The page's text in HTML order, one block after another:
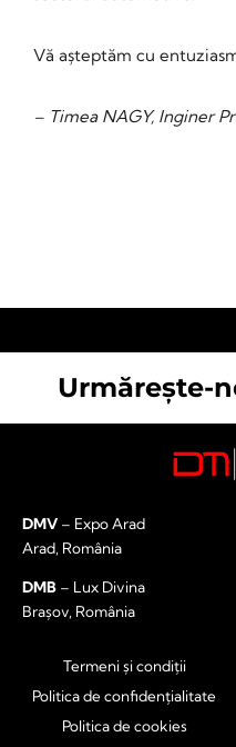
Vă așteptăm cu
– Timea NAGY, Inginer
Urmărește-
DMV – Expo Arad
Arad, România
DMB – Lux Divina
Brașov, România
Termeni și condiții
Politica de confidențialitate
Politica de cookies